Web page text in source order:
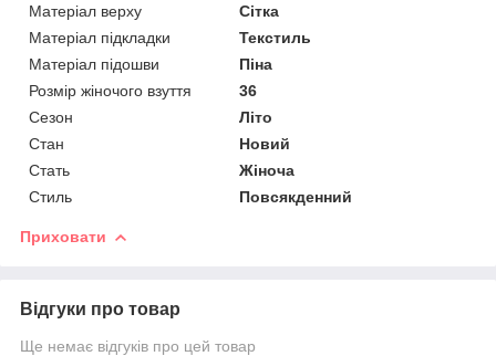
Матеріал верху
Сітка
Матеріал підкладки
Текстиль
Матеріал підошви
Піна
Розмір жіночого взуття
36
Сезон
Літо
Стан
Новий
Стать
Жіноча
Стиль
Повсякденний
Приховати
Відгуки про товар
Ще немає відгуків про цей товар